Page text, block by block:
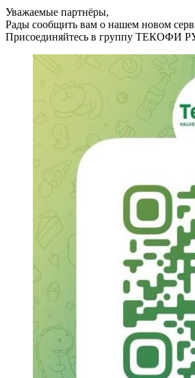
Уважаемые партнёры,
Рады сообщить вам о нашем новом
Присоединяйтесь в группу ТЕКОФИ